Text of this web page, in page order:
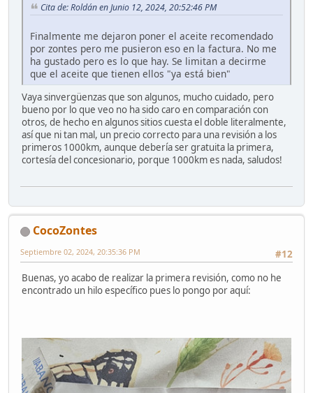
Cita de: Roldán en Junio 12, 2024, 20:52:46 PM
Finalmente me dejaron poner el aceite recomendado
por zontes pero me pusieron eso en la factura. No me
ha gustado pero es lo que hay. Se limitan a decirme
que el aceite que tienen ellos "ya está bien"
Vaya sinvergüenzas que son algunos, mucho cuidado, pero
bueno por lo que veo no ha sido caro en comparación con
otros, de hecho en algunos sitios cuesta el doble literalmente,
así que ni tan mal, un precio correcto para una revisión a los
primeros 1000km, aunque debería ser gratuita la primera,
cortesía del concesionario, porque 1000km es nada, saludos!
CocoZontes
#12
Septiembre 02, 2024, 20:35:36 PM
Buenas, yo acabo de realizar la primera revisión, como no he
encontrado un hilo específico pues lo pongo por aquí: